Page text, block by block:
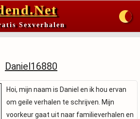
Sexverhalen
Daniel16880
Hoi, mijn naam is Daniel en ik hou ervan
om geile verhalen te schrijven. Mijn
voorkeur gaat uit naar familieverhalen en